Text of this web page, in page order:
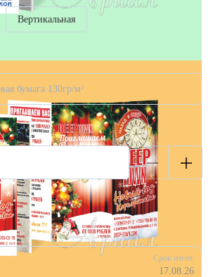
Вертикальная
бумага 130гр/м²
Срок изгот.
17.08.26